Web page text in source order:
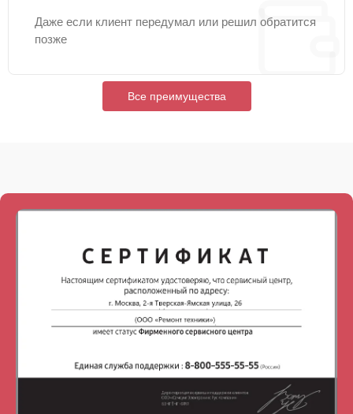
Даже если клиент передумал или решил обратится
позже
Все преимущества